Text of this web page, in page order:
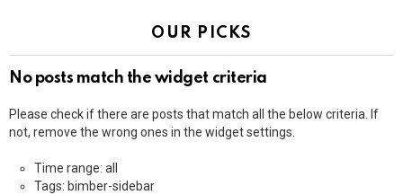
OUR PICKS
No posts match the widget criteria
Please check if there are posts that match all the below criteria. If
not, remove the wrong ones in the widget settings.
Time range: all
Tags: bimber-sidebar